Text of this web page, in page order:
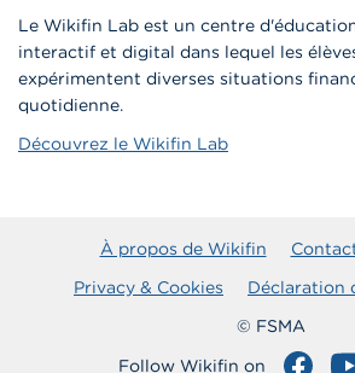
Le Wikifin Lab est un centre
interactif et digital dans lequel les
expérimentent diverses situations
quotidienne.
Découvrez le Wikifin Lab
À propos de Wikifin
Privacy & Cookies
Déclaration
© FSMA
Follow Wikifin on